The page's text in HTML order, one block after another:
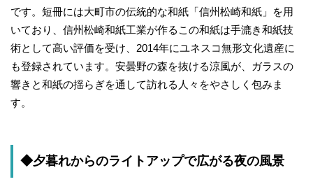
です。短冊には大町市の伝統的な和紙「信州松崎和紙」を用
いており、信州松崎和紙工業が作るこの和紙は手漉き和紙技
術として高い評価を受け、2014年にユネスコ無形文化遺産に
も登録されています。安曇野の森を抜ける涼風が、ガラスの
響きと和紙の揺らぎを通して訪れる人々をやさしく包みま
す。
◆夕暮れからのライトアップで広がる夜の風景